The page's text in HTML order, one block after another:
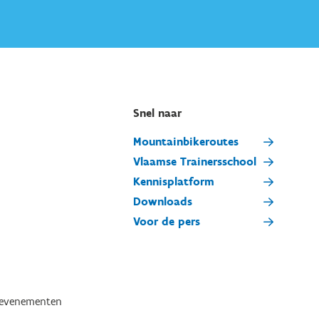
Snel naar
Mountainbikeroutes
Vlaamse Trainersschool
Kennisplatform
Downloads
Voor de pers